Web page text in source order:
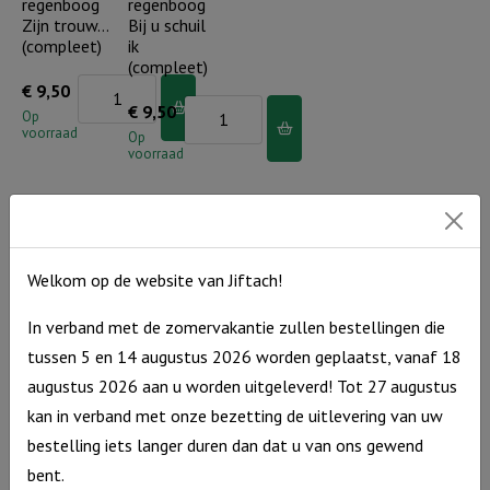
aantal
regenboog
Zijn trouw…
(compleet)
€ 9,50
Op
voorraad
Kaarsenstandaard
regenboog
regenboog
Bij u schuil
ik
(compleet)
€ 9,50
Op
voorraad
Kaarsenstandaard
regenboog
u
(compleet)
Nieuw
Little ones
babyshirt Je
bent een
parel in
Gods hand
(incl.
kledinghanger)
Nieuw
Rustieke
grijs – GHL
tekens (incl.
houder)
€ 10,95 Rustieke
Welkom op de website van Jiftach!
In verband met de zomervakantie zullen bestellingen die
tussen 5 en 14 augustus 2026 worden geplaatst, vanaf 18
augustus 2026 aan u worden uitgeleverd! Tot 27 augustus
kan in verband met onze bezetting de uitlevering van uw
bestelling iets langer duren dan dat u van ons gewend
bent.